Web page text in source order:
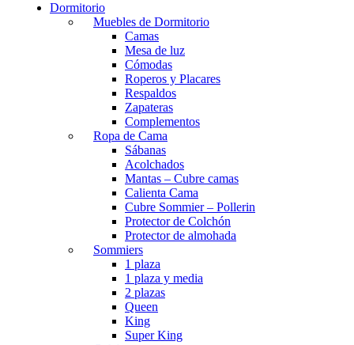
Dormitorio
Muebles de Dormitorio
Camas
Mesa de luz
Cómodas
Roperos y Placares
Respaldos
Zapateras
Complementos
Ropa de Cama
Sábanas
Acolchados
Mantas – Cubre camas
Calienta Cama
Cubre Sommier – Pollerin
Protector de Colchón
Protector de almohada
Sommiers
1 plaza
1 plaza y media
2 plazas
Queen
King
Super King